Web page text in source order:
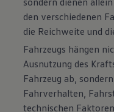
den verschiedenen
die Reichweite und
Fahrzeugs hängen
Ausnutzung des
Fahrzeug ab,
Fahrverhalten,
technischen